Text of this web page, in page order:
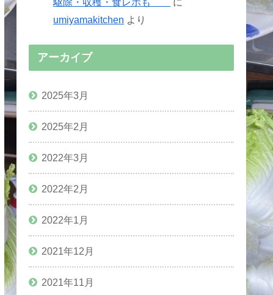
umiyamakitchen より
アーカイブ
2025年3月
2025年2月
2022年3月
2022年2月
2022年1月
2021年12月
2021年11月